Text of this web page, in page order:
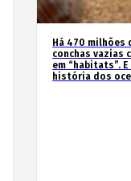
Há 470 milhões
conchas vazias
em “habitats”.
história dos